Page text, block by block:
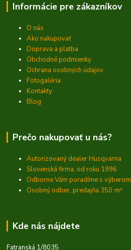
Informácie pre zákazníkov
O nás
Ako nakupovať
Doprava a platba
Obchodné podmienky
Ochrana osobných údajov
Fotogaléria
Kontakty
Blog
Prečo nakupovať u nás?
Autorizovaný dealer Husqvarna
Slovenská firma, od roku 1996
Odborne Vám poradíme s výberom
Osobný odber, predajňa 350 m²
Kde nás nájdete
Fatranská 1/8035